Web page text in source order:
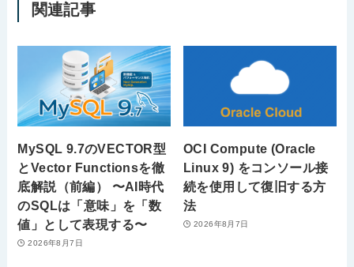
関連記事
MySQL 9.7のVECTOR型
とVector Functionsを徹
底解説（前編） 〜AI時代
のSQLは「意味」を「数
値」として表現する〜
2026年8月7日
OCI Compute (Oracle
Linux 9) をコンソール接
続を使用して復旧する方
法
2026年8月7日